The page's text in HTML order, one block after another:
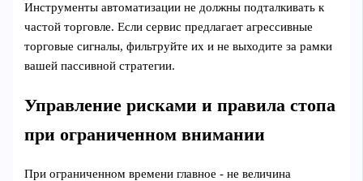
Инструменты автоматизации не должны подталкивать к
частой торговле. Если сервис предлагает агрессивные
торговые сигналы, фильтруйте их и не выходите за рамки
вашей пассивной стратегии.
Управление рисками и правила стопа
при ограниченном внимании
При ограниченном времени главное - не величина